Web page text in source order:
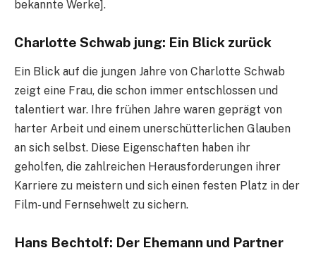
bekannte Werke].
Charlotte Schwab jung: Ein Blick zurück
Ein Blick auf die jungen Jahre von Charlotte Schwab
zeigt eine Frau, die schon immer entschlossen und
talentiert war. Ihre frühen Jahre waren geprägt von
harter Arbeit und einem unerschütterlichen Glauben
an sich selbst. Diese Eigenschaften haben ihr
geholfen, die zahlreichen Herausforderungen ihrer
Karriere zu meistern und sich einen festen Platz in der
Film- und Fernsehwelt zu sichern.
Hans Bechtolf: Der Ehemann und Partner